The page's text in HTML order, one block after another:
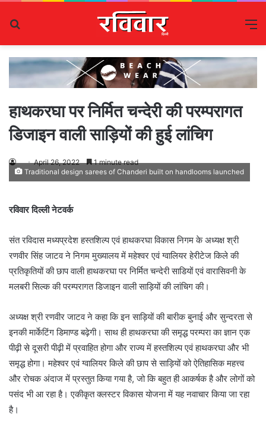
हाथकरघा पर निर्मित चन्देरी की परम्परागत
डिजाइन वाली साड़ियों की हुई लांचिग
April 26, 2022 1 minute read
Traditional design sarees of Chanderi built on handlooms launched
रविवार दिल्ली नेटवर्क
संत रविदास मध्यप्रदेश हस्तशिल्प एवं हाथकरघा विकास निगम के अध्यक्ष श्री
रणवीर सिंह जाटव ने निगम मुख्यालय में महेश्वर एवं ग्वालियर हेरीटेज किले की
प्रतिकृतियों की छाप वाली हाथकरघा पर निर्मित चन्देरी साडियों एवं वारासिवनी के
मलबरी सिल्क की परम्परागत डिजाइन वाली साड़ियों की लांचिग की।
अध्यक्ष श्री रणवीर जाटव ने कहा कि इन साड़ियों की बारीक बुनाई और सुन्दरता से
इनकी मार्केटिंग डिमाण्ड बढ़ेगी। साथ ही हाथकरघा की समृद्ध परम्परा का ज्ञान एक
पीढ़ी से दूसरी पीढ़ी में प्रवाहित होगा और राज्य में हस्तशिल्प एवं हाथकरघा और भी
समृद्ध होगा। महेश्वर एवं ग्वालियर किले की छाप से साड़ियों को ऐतिहासिक महत्त्व
और रोचक अंदाज में प्रस्तुत किया गया है, जो कि बहुत ही आकर्षक है और लोगों को
पसंद भी आ रहा है। एकीकृत क्लस्टर विकास योजना में यह नवाचार किया जा रहा
है।